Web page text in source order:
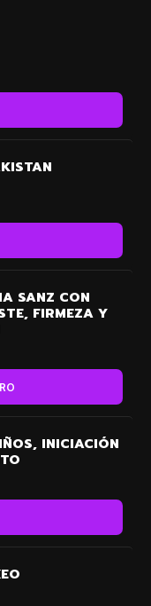
SANZ CON
FIRMEZA Y
INICIACIÓN